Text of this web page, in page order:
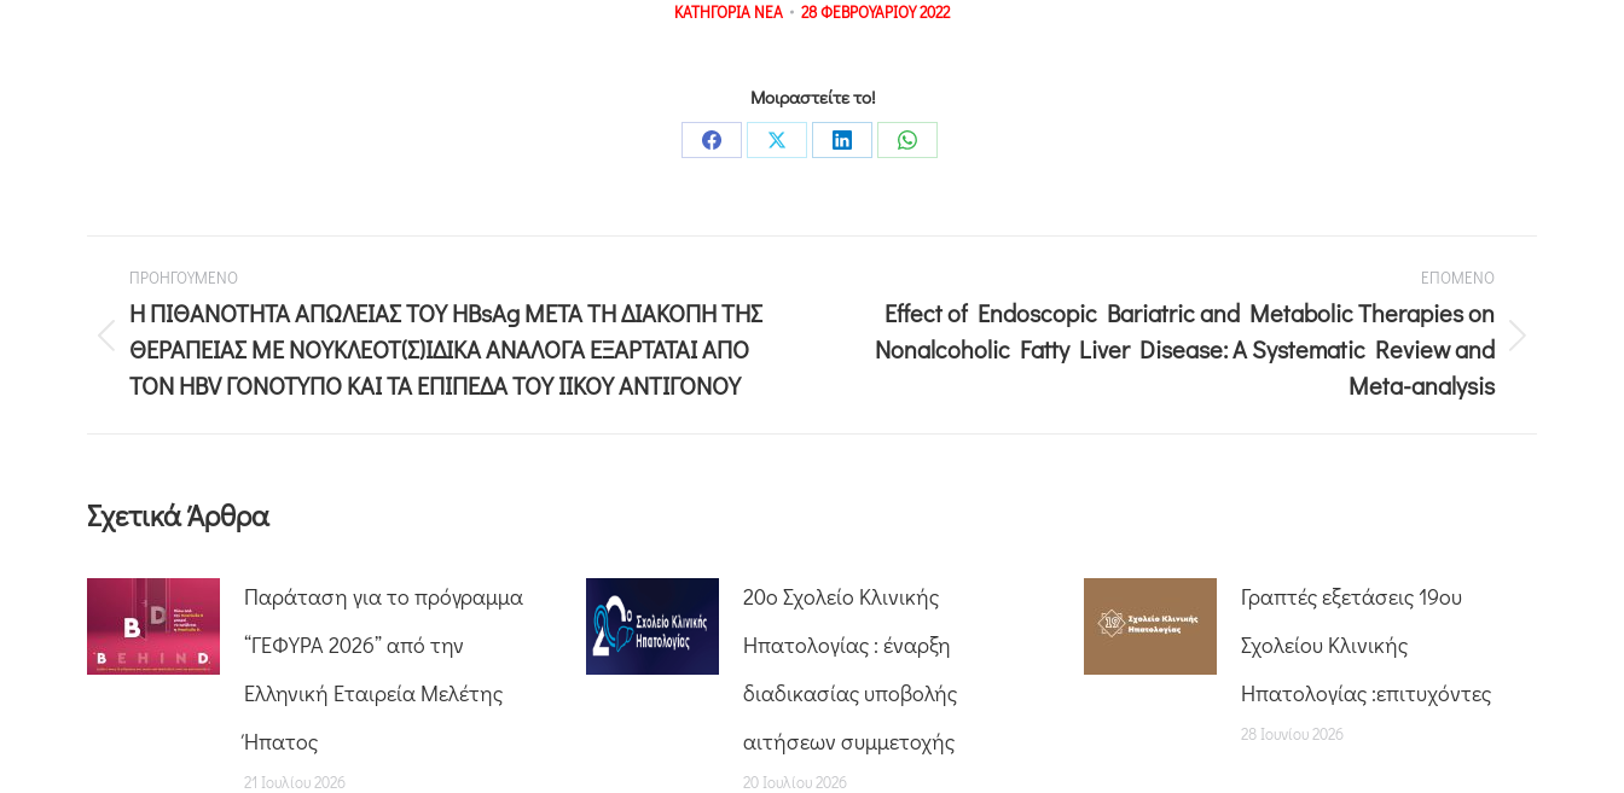
ΚΑΤΗΓΟΡΙΑ ΝΕΑ 28 ΦΕΒΡΟΥΑΡΙΟΥ 2022
Μοιραστείτε το!
ΠΡΟΗΓΟΥΜΕΝΟ
Η ΠΙΘΑΝΟΤΗΤΑ ΑΠΩΛΕΙΑΣ ΤΟΥ HBsAg ΜΕΤΑ ΤΗ ΔΙΑΚΟΠΗ ΤΗΣ
ΘΕΡΑΠΕΙΑΣ ΜΕ ΝΟΥΚΛΕΟΤ(Σ)ΙΔΙΚΑ ΑΝΑΛΟΓΑ ΕΞΑΡΤΑΤΑΙ ΑΠΟ
ΤΟΝ HBV ΓΟΝΟΤΥΠΟ KAI ΤΑ ΕΠΙΠΕΔΑ ΤΟΥ ΙΙΚΟΥ ΑΝΤΙΓΟΝΟΥ
ΕΠΟΜΕΝΟ
Effect of Endoscopic Bariatric and Metabolic Therapies on
Nonalcoholic Fatty Liver Disease: A Systematic Review and
Meta-analysis
Σχετικά Άρθρα
Παράταση για το πρόγραμμα
“ΓΕΦΥΡΑ 2026” από την
Ελληνική Εταιρεία Μελέτης
Ήπατος
21 Ιουλίου 2026
20o Σχολείο Κλινικής
Ηπατολογίας : έναρξη
διαδικασίας υποβολής
αιτήσεων συμμετοχής
20 Ιουλίου 2026
Γραπτές εξετάσεις 19ου
Σχολείου Κλινικής
Ηπατολογίας :επιτυχόντες
28 Ιουνίου 2026